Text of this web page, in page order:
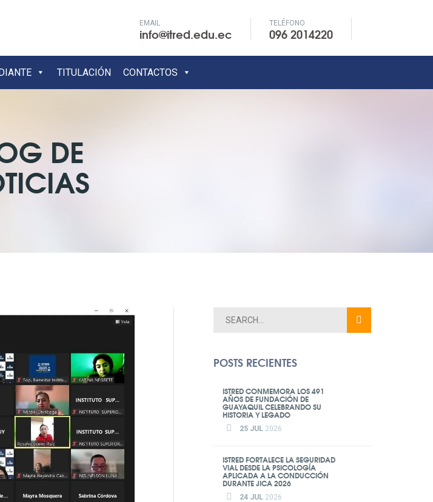
EMAIL
info@itred.edu.ec
TELÉFONO
096 2014220
TITULACIÓN CONTACTOS
DE
POSTS RECIENTES
ISTRED CONMEMORA LOS 491
AÑOS DE FUNDACIÓN DE
GUAYAQUIL CELEBRANDO SU
HISTORIA Y LEGADO
25 JUL 2026
ISTRED FORTALECE LA SEGURIDAD
VIAL DESDE LA PSICOLOGÍA
APLICADA A LA CONDUCCIÓN
DURANTE JICA 2026
24 JUL 2026